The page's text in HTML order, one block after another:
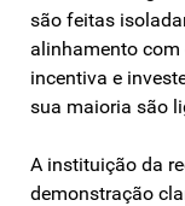
são feitas
alinhamento com
incentiva e
sua maioria são
A instituição da
demonstração